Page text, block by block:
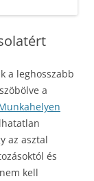
a leghosszabb
a
az asztal
és
kell